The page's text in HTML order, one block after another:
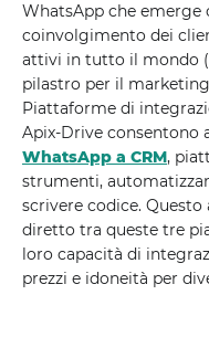
WhatsApp che emerge
coinvolgimento dei
attivi in ​​tutto il mondo
pilastro per il
Piattaforme di
Apix-Drive consentono
WhatsApp a CRM,
strumenti,
scrivere codice.
diretto tra queste tre
loro capacità di
prezzi e idoneità per